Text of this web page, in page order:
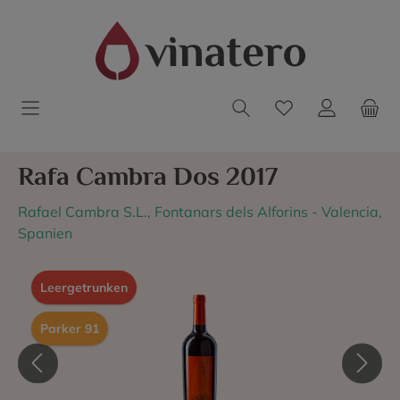
Rafa Cambra Dos 2017
Rafael Cambra S.L., Fontanars dels Alforins - Valencia,
Spanien
Leergetrunken
Parker 91